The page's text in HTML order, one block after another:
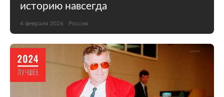
историю навсегда
4 февраля 2026 Россия